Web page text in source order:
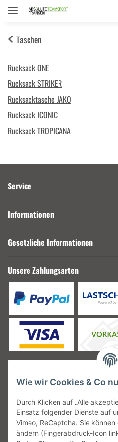
Taschen
Rucksack ONE
Rucksack STRIKER
Rucksacktasche JAKO
Rucksack ICONIC
Rucksack TROPICANA
Service
Informationen
Gesetzliche Informationen
Unsere Zahlungsarten
Unsere Versanddienstleister
Wie wir Cookies & Co
Durch Klicken auf „Alle
Einsatz folgender Dienste auf
Vimeo, ReCaptcha. Sie
ändern (Fingerabdruck-Icon